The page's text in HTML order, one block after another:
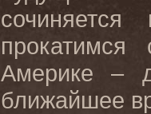
Америке –
ближайшее